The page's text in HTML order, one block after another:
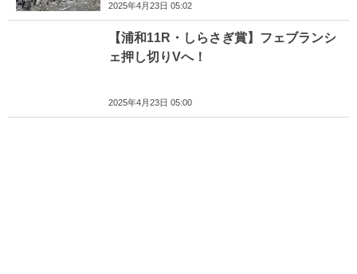
2025年4月23日 05:02
【浦和11R・しらさぎ賞】フェブランシ
ェ押し切りVへ！
2025年4月23日 05:00